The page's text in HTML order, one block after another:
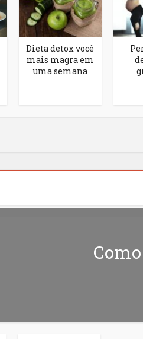
Dieta detox você
mais magra em
uma semana